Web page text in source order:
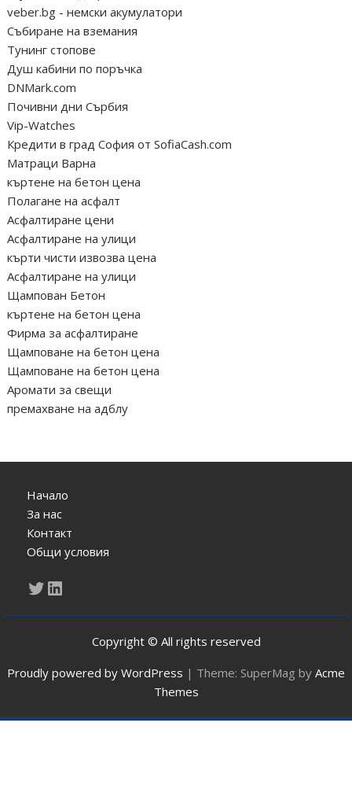
veber.bg - немски акумулатори
Събиране на вземания
Тунинг стопове
Душ кабини по поръчка
DNMark.com
Почивни дни Сърбия
Vip-Watches
Кредити в град София от SofiaCash.com
Матраци Варна
къртене на бетон цена
Полагане на асфалт
Асфалтиране цени
Асфалтиране на улици
кърти чисти извозва цена
Асфалтиране на улици
Щампован Бетон
къртене на бетон цена
Фирма за асфалтиране
Щамповане на бетон цена
Щамповане на бетон цена
Аромати за свещи
премахване на адблу
Начало
За нас
Контакт
Общи условия
Twitter
LinkedIn
Copyright © All rights reserved
Proudly powered by WordPress | Theme: SuperMag by Acme
Themes